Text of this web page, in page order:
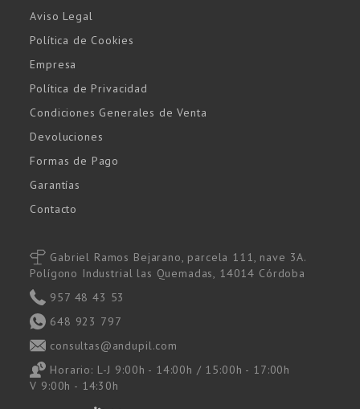
Aviso Legal
Política de Cookies
Empresa
Política de Privacidad
Condiciones Generales de Venta
Devoluciones
Formas de Pago
Garantías
Contacto
Gabriel Ramos Bejarano, parcela 111, nave 3A.
Polígono Industrial las Quemadas, 14014 Córdoba
957 48 43 53
648 923 797
consultas@andupil.com
Horario: L-J 9:00h - 14:00h / 15:00h - 17:00h
V 9:00h - 14:30h